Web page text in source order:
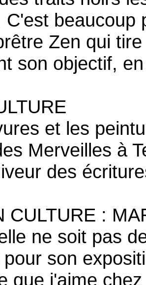
C'est beaucoup
Zen qui
son objectif,
et les
Merveilles à
des
CULTURE :
ne soit pas
son
que j'aime